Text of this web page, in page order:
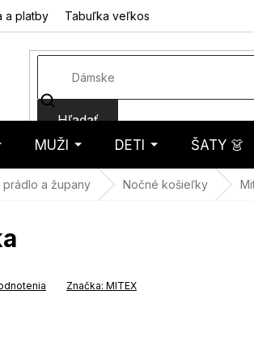
a platby Tabuľka veľkostí
Hľadať
MUŽI DETI ŠATY 👗
prádlo a župany Nočné košieľky
Značka: MITEX